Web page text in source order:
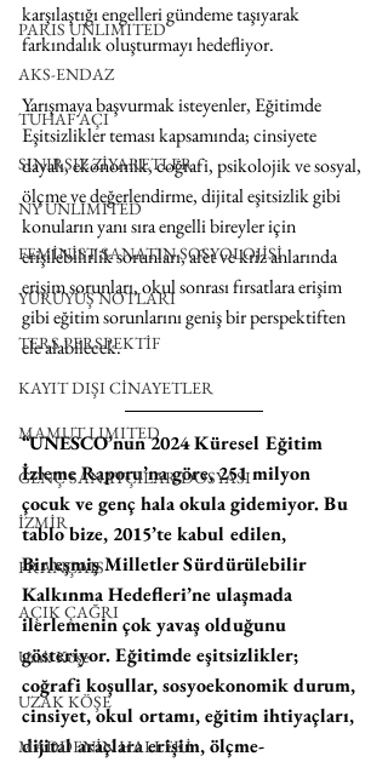
PARIS UNLIMITED
AKS-ENDAZ
TUHAF AÇI
SINIRSIZ ZİYARETLER
NY UNLIMITED
FEMİNİST SANATIN SOSYOLOJİSİ
YÜRÜYÜŞ NOTLARI
TERS PERSPEKTİF
KAYIT DIŞI CİNAYETLER
MAMUT LIMITED
GENÇ SANATÇILAR DOSYASI
İZMİR
FRANÇAIS
AÇIK ÇAĞRI
Uzak Köşe
UZAK KÖŞE
MADDENİN HALLERİ
karşılaştığı engelleri gündeme taşıyarak
farkındalık oluşturmayı hedefliyor.
Yarışmaya başvurmak isteyenler, Eğitimde
Eşitsizlikler teması kapsamında; cinsiyete
dayalı, ekonomik, coğrafi, psikolojik ve sosyal,
ölçme ve değerlendirme, dijital eşitsizlik gibi
konuların yanı sıra engelli bireyler için
erişilebilirlik sorunları, afet ve kriz anlarında
erişim sorunları, okul sonrası fırsatlara erişim
gibi eğitim sorunlarını geniş bir perspektiften
ele alabilecek.
“UNESCO’nun 2024 Küresel Eğitim
İzleme Raporu’na göre, 251 milyon
çocuk ve genç hala okula gidemiyor. Bu
tablo bize, 2015’te kabul edilen,
Birleşmiş Milletler Sürdürülebilir
Kalkınma Hedefleri’ne ulaşmada
ilerlemenin çok yavaş olduğunu
gösteriyor. Eğitimde eşitsizlikler;
coğrafi koşullar, sosyoekonomik durum,
cinsiyet, okul ortamı, eğitim ihtiyaçları,
dijital araçlara erişim, ölçme-